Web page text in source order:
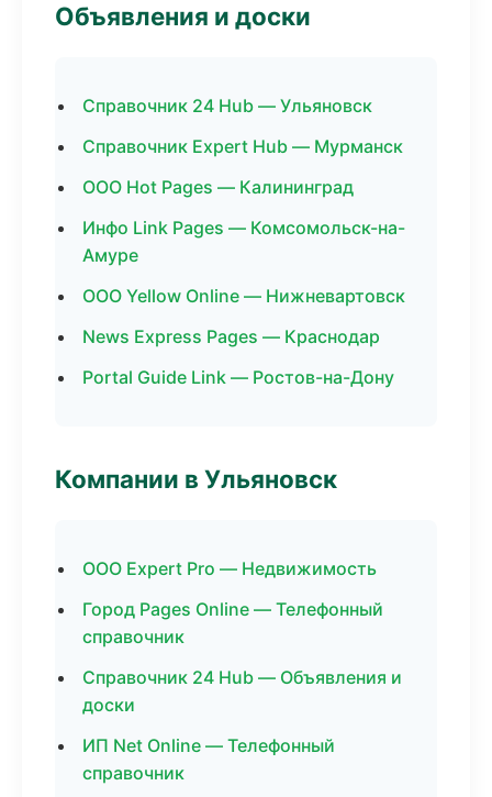
Объявления и доски
Справочник 24 Hub — Ульяновск
Справочник Expert Hub — Мурманск
ООО Hot Pages — Калининград
Инфо Link Pages — Комсомольск-на-
Амуре
ООО Yellow Online — Нижневартовск
News Express Pages — Краснодар
Portal Guide Link — Ростов-на-Дону
Компании в Ульяновск
ООО Expert Pro — Недвижимость
Город Pages Online — Телефонный
справочник
Справочник 24 Hub — Объявления и
доски
ИП Net Online — Телефонный
справочник